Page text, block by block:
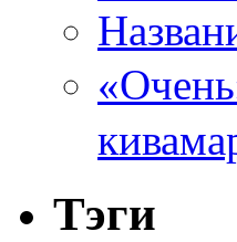
Тэги